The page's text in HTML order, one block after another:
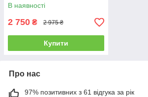
В наявності
2 750 ₴ 2 975 ₴
Купити
Про нас
97% позитивних з 61 відгука за рік